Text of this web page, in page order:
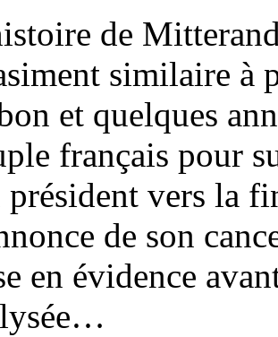
de
similaire à
et quelques
français pour
président vers la
de son
en évidence